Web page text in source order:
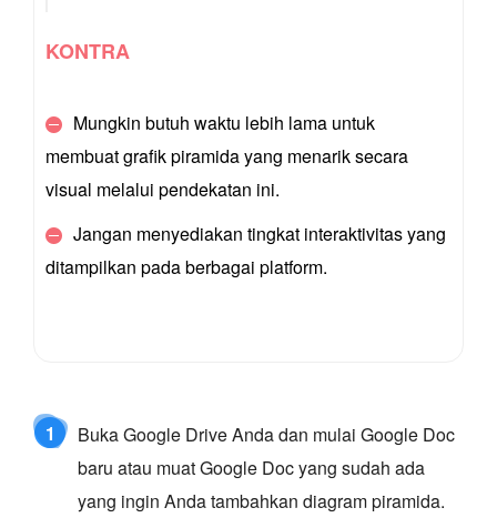
KONTRA
Mungkin butuh waktu lebih lama untuk
membuat grafik piramida yang menarik secara
visual melalui pendekatan ini.
Jangan menyediakan tingkat interaktivitas yang
ditampilkan pada berbagai platform.
1
Buka Google Drive Anda dan mulai Google Doc
baru atau muat Google Doc yang sudah ada
yang ingin Anda tambahkan diagram piramida.